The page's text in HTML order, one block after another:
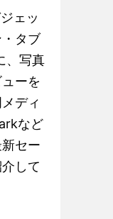
ェッ
タブ
、写真
ーを
ディ
など
セー
して